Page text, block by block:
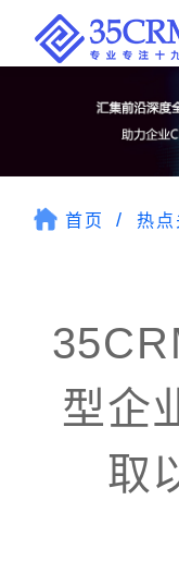
首页 热点
型企
取